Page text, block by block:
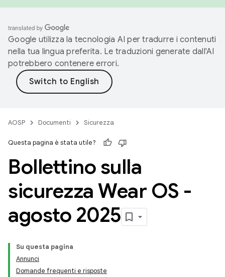
Google utilizza la tecnologia AI per tradurre i contenuti
nella tua lingua preferita. Le traduzioni generate dall'AI
potrebbero contenere errori.
AOSP Documenti Sicurezza
Questa pagina è stata utile?
Bollettino sulla
sicurezza Wear OS -
agosto 2025
Su questa pagina
Annunci
Domande frequenti e risposte